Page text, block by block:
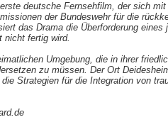
deutsche Fernsehfilm, der sich
der Bundeswehr für die
das Drama die Überforderung
nicht fertig wird.
Umgebung, die in ihrer
zu müssen. Der Ort
Strategien für die Integration von